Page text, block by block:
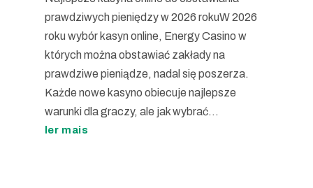
prawdziwych pieniędzy w 2026 rokuW 2026
roku wybór kasyn online, Energy Casino w
których można obstawiać zakłady na
prawdziwe pieniądze, nadal się poszerza.
Każde nowe kasyno obiecuje najlepsze
warunki dla graczy, ale jak wybrać...
ler mais